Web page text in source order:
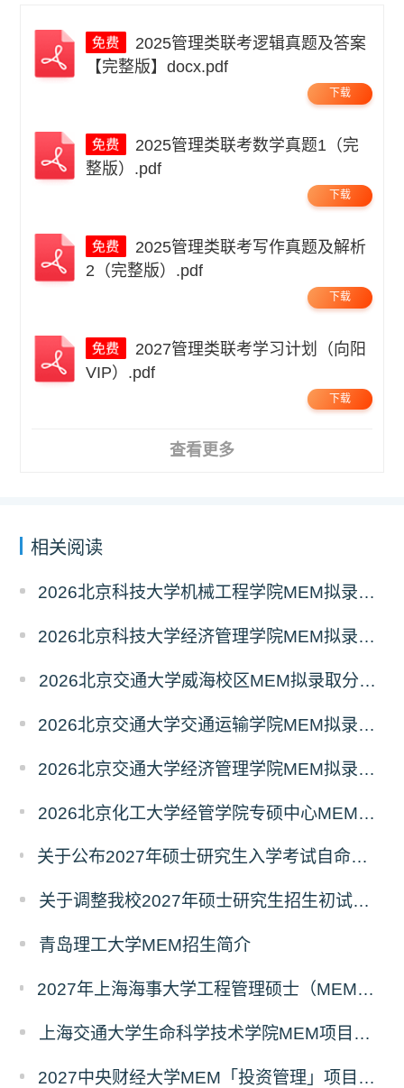
【完整版】docx.pdf
下载
整版）.pdf
下载
2（完整版）.pdf
下载
VIP）.pdf
下载
查看更多
相关阅读
2026北京科技大学机械工程学院MEM拟录取分析解读
2026北京科技大学经济管理学院MEM拟录取分析解读
2026北京交通大学威海校区MEM拟录取分析解读
2026北京交通大学交通运输学院MEM拟录取分析解读
2026北京交通大学经济管理学院MEM拟录取分析解读
2026北京化工大学经管学院专硕中心MEM拟录取分析解读
关于公布2027年硕士研究生入学考试自命题考试科目考试大纲的通知
关于调整我校2027年硕士研究生招生初试科目的公告
青岛理工大学MEM招生简介
2027年上海海事大学工程管理硕士（MEM）宁波产教融合研究生培养项目
上海交通大学生命科学技术学院MEM项目全新介绍
2027中央财经大学MEM「投资管理」项目招生专题正式上线